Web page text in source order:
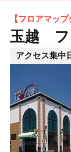
【フロアマッ
玉越 フ
アクセス集中